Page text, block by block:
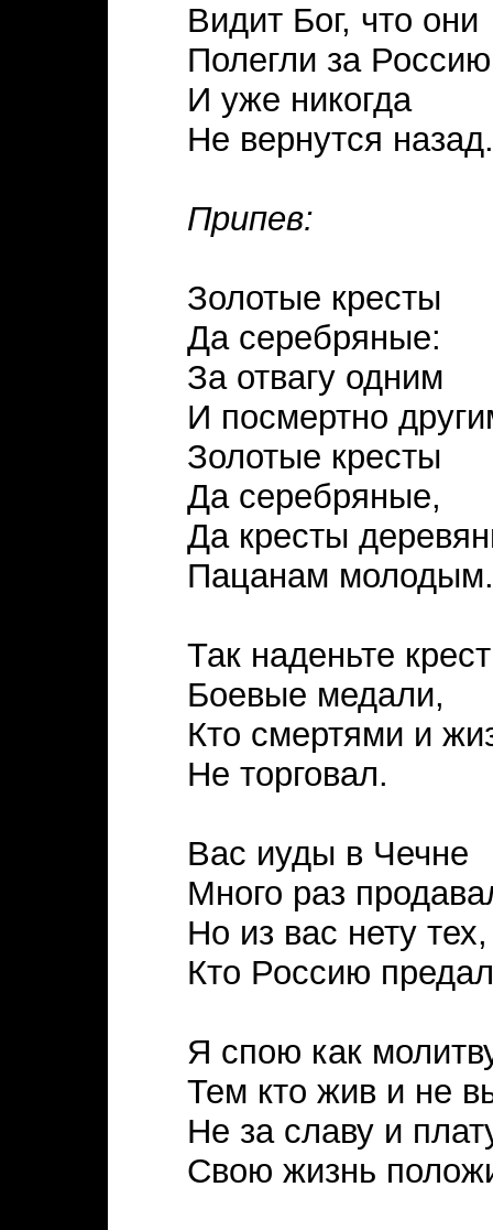
Видит Бог, что они
Полегли за Россию
И уже никогда
Не вернутся назад.
Припев:
Золотые кресты
Да серебряные:
За отвагу одним
И посмертно
Золотые кресты
Да серебряные,
Да кресты
Пацанам молодым.
Так наденьте
Боевые медали,
Кто смертями и
Не торговал.
Вас иуды в Чечне
Много раз
Но из вас нету тех,
Кто Россию
Я спою как
Тем кто жив и не
Не за славу и
Свою жизнь